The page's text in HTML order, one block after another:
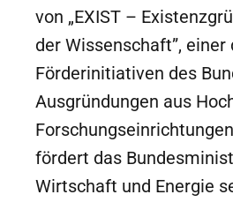
von „EXIST –
der Wissenschaft”,
Förderinitiativen des
Ausgründungen aus
fördert das
Wirtschaft und Energie